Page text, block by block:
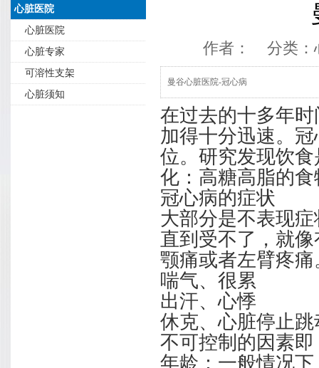
心脏医院
心脏医院
心脏专家
可溶性支架
心脏须知
作者： 分类：
曼谷心脏医院-冠心病
在过去的十多年
加得十分迅速。
位。研究发现饮
化：高糖高脂的
冠心病的症状
大部分是不表现
直到受不了，就
颚痛或者左臂疼痛
喘气、很累
出汗、心悸
休克、心脏停止跳
不可控制的因素即
年龄：一般情况